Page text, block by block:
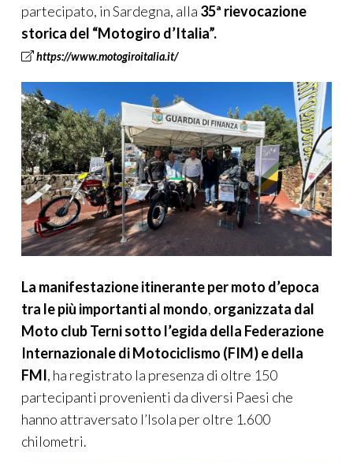
partecipato, in Sardegna, alla 35ª rievocazione
storica del “Motogiro d’Italia”.
https://www.motogiroitalia.it/
La manifestazione itinerante per moto d’epoca
tra le più importanti al mondo, organizzata dal
Moto club Terni sotto l’egida della Federazione
Internazionale di Motociclismo (FIM) e della
FMI, ha registrato la presenza di oltre 150
partecipanti provenienti da diversi Paesi che
hanno attraversato l’Isola per oltre 1.600
chilometri.